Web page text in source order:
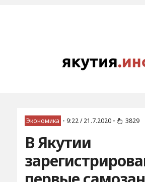
Экономика • 9:22 / 21.7.2020 • 3829
В Якутии